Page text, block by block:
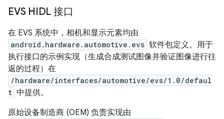
EVS HIDL 接口
在 EVS 系统中，相机和显示元素均由
android.hardware.automotive.evs 软件包定义。用于
执行接口的示例实现（生成合成测试图像并验证图像进行往
返的过程）在
/hardware/interfaces/automotive/evs/1.0/defaul
t 中提供。
原始设备制造商 (OEM) 负责实现由